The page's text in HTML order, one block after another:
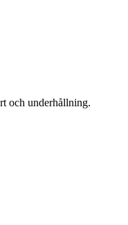
och underhållning.